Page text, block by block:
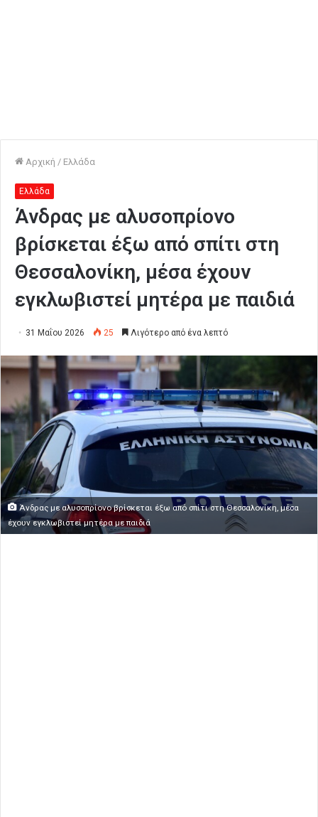
Αρχική / Ελλάδα
Ελλάδα
Άνδρας με αλυσοπρίονο
βρίσκεται έξω από σπίτι στη
Θεσσαλονίκη, μέσα έχουν
εγκλωβιστεί μητέρα με παιδιά
31 Μαΐου 2026 25 Λιγότερο από ένα λεπτό
Άνδρας με αλυσοπρίονο βρίσκεται έξω από σπίτι στη Θεσσαλονίκη, μέσα
έχουν εγκλωβιστεί μητέρα με παιδιά